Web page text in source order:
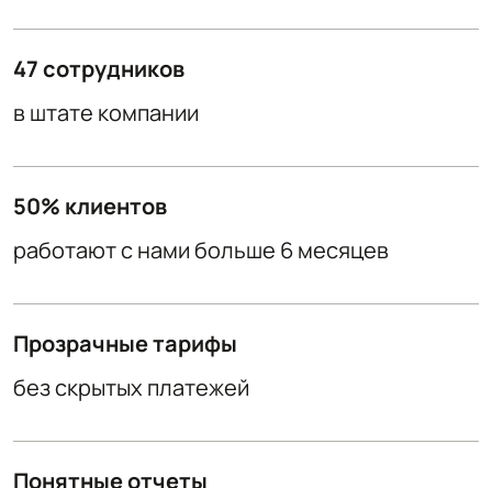
47 сотрудников
в штате компании
50% клиентов
работают с нами больше 6 месяцев
Прозрачные тарифы
без скрытых платежей
Понятные отчеты